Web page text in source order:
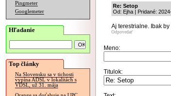
Pingmeter
Googlemeter
Hľadanie
Top články
Na Slovensku sa v tichosti
vypína ADSL v lokalitách s
VDSL, už 31. mája
Re: Setop
Od: Ejha | Pridané:
Aj terestrialne. Ibak
Odpovedať
Meno:
Titulok: